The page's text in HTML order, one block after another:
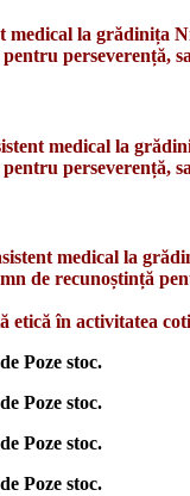
medical la grădinița
perseverență,
medical la
perseverență,
medical la
de recunoștință
etică în activitatea